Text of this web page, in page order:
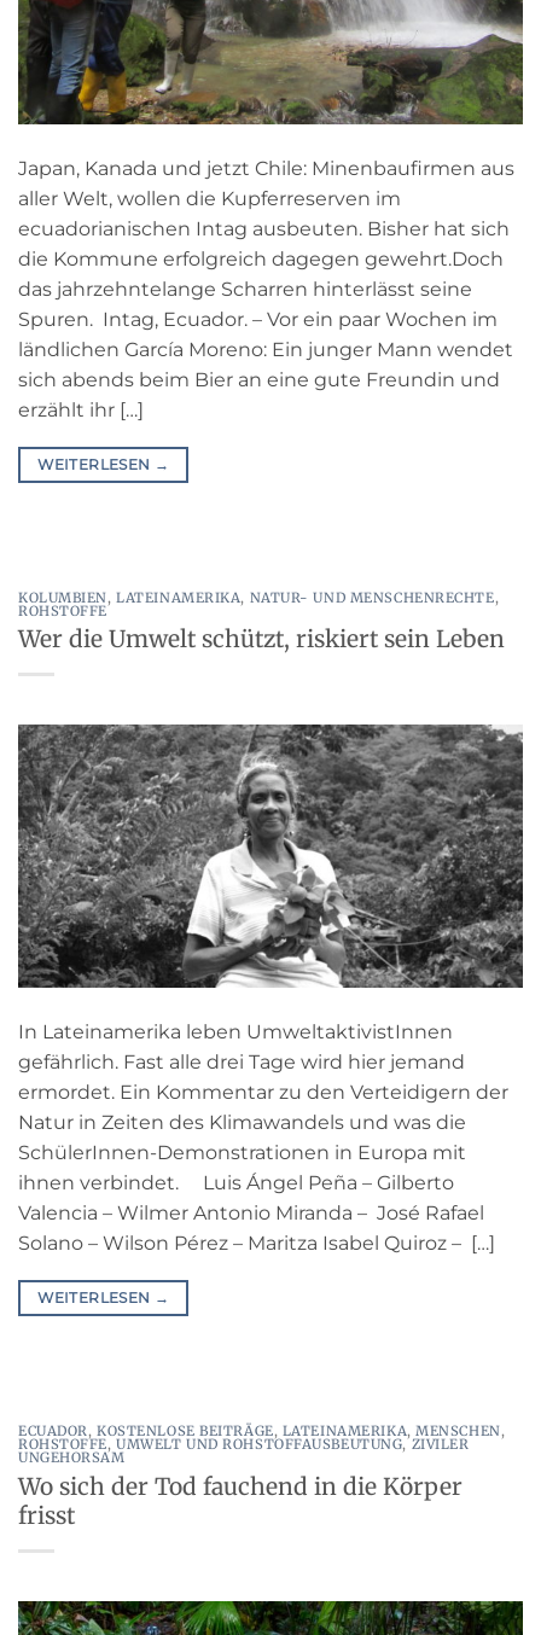
Japan, Kanada und jetzt Chile: Minenbaufirmen aus
aller Welt, wollen die Kupferreserven im
ecuadorianischen Intag ausbeuten. Bisher hat sich
die Kommune erfolgreich dagegen gewehrt.Doch
das jahrzehntelange Scharren hinterlässt seine
Spuren. Intag, Ecuador. – Vor ein paar Wochen im
ländlichen García Moreno: Ein junger Mann wendet
sich abends beim Bier an eine gute Freundin und
erzählt ihr […]
WEITERLESEN →
KOLUMBIEN,LATEINAMERIKA, NATUR- UND MENSCHENRECHTE,
ROHSTOFFE
Wer die Umwelt schützt, riskiert sein Leben
In Lateinamerika leben UmweltaktivistInnen
gefährlich. Fast alle drei Tage wird hier jemand
ermordet. Ein Kommentar zu den Verteidigern der
Natur in Zeiten des Klimawandels und was die
SchülerInnen-Demonstrationen in Europa mit
ihnen verbindet. Luis Ángel Peña – Gilberto
Valencia – Wilmer Antonio Miranda – José Rafael
Solano – Wilson Pérez – Maritza Isabel Quiroz – […]
WEITERLESEN →
ECUADOR,KOSTENLOSE BEITRÄGE, LATEINAMERIKA,MENSCHEN,
ROHSTOFFE,UMWELT UND ROHSTOFFAUSBEUTUNG, ZIVILER
UNGEHORSAM
Wo sich der Tod fauchend in die Körper
frisst